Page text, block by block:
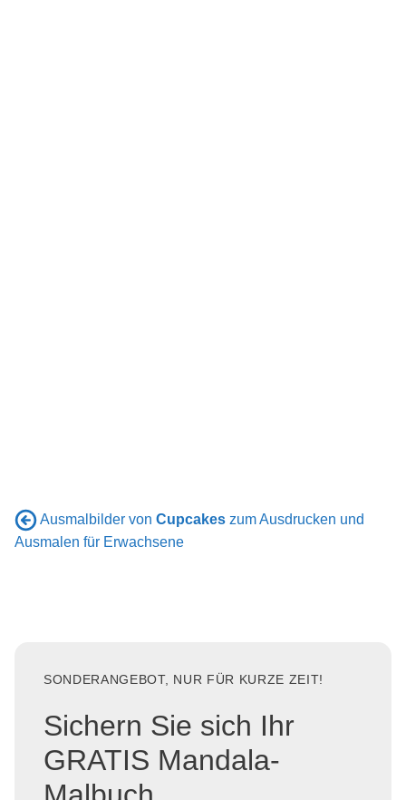
Ausmalbilder von Cupcakes zum Ausdrucken und
Ausmalen für Erwachsene
SONDERANGEBOT, NUR FÜR KURZE ZEIT!
Sichern Sie sich Ihr
GRATIS Mandala-